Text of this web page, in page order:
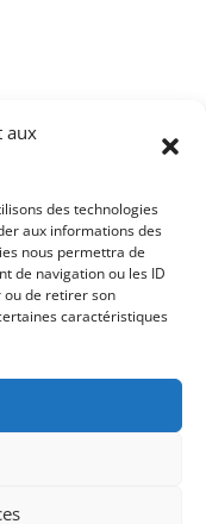
aux
des technologies
aux informations des
nous permettra de
de navigation ou les ID
ou de retirer son
caractéristiques